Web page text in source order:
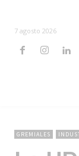
7 agosto 2026
GREMIALES